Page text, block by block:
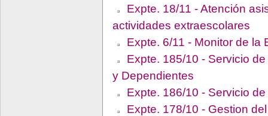
Expte. 18/11 - Atención
actividades extraescolares
Expte. 6/11 - Monitor de la
Expte. 185/10 - Servicio
y Dependientes
Expte. 186/10 - Servicio
Expte. 178/10 - Gestion